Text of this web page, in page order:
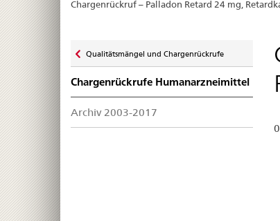
Chargenrückruf – Palladon Retard 24 mg,
zu
Qualitätsmängel und Chargenrückrufe
Chargenrückrufe Humanarzneimittel
Archiv 2003-2017